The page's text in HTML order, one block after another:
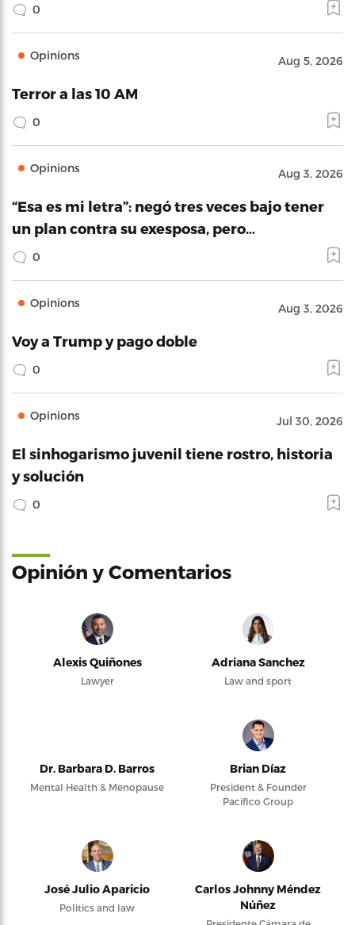
0
Opinions Aug 5, 2026
Terror a las 10 AM
0
Opinions Aug 3, 2026
“Esa es mi letra”: negó tres veces bajo tener
un plan contra su exesposa, pero…
0
Opinions Aug 3, 2026
Voy a Trump y pago doble
0
Opinions Jul 30, 2026
El sinhogarismo juvenil tiene rostro, historia
y solución
0
Opinión y Comentarios
Alexis Quiñones
Lawyer
Adriana Sanchez
Law and sport
Dr. Barbara D. Barros
Mental Health & Menopause
Brian Díaz
President & Founder
Pacifico Group
José Julio Aparicio
Politics and law
Carlos Johnny Méndez
Núñez